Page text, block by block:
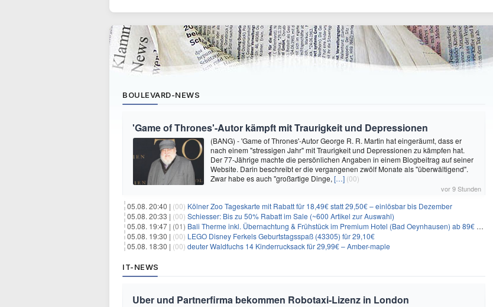
BOULEVARD-NEWS
'Game of Thrones'-Autor kämpft mit Traurigkeit und Depressionen
(BANG) - 'Game of Thrones'-Autor George R. R. Martin hat eingeräumt, dass er
nach einem "stressigen Jahr" mit Traurigkeit und Depressionen zu kämpfen hat.
Der 77-Jährige machte die persönlichen Angaben in einem Blogbeitrag auf seiner
Website. Darin beschreibt er die vergangenen zwölf Monate als "überwältigend".
Zwar habe es auch "großartige Dinge, […] (00)
vor 9 Stunden
05.08. 20:40 | (00) Kölner Zoo Tageskarte mit Rabatt für 18,49€ statt 29,50€ – einlösbar bis Dezember
05.08. 20:33 | (00) Schiesser: Bis zu 50% Rabatt im Sale (~600 Artikel zur Auswahl)
05.08. 19:47 | (01) Bali Therme inkl. Übernachtung & Frühstück im Premium Hotel (Bad Oeynhausen) ab 89€ p.P.
05.08. 19:30 | (00) LEGO Disney Ferkels Geburtstagsspaß (43305) für 29,10€
05.08. 18:30 | (00) deuter Waldfuchs 14 Kinderrucksack für 29,99€ – Amber-maple
IT-NEWS
Uber und Partnerfirma bekommen Robotaxi-Lizenz in London